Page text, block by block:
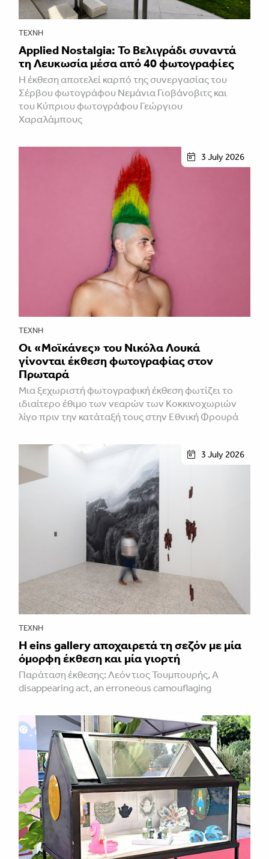
ΤΈΧΝΗ
Applied Nostalgia: Το Βελιγράδι συναντά
τη Λευκωσία μέσα από 40 φωτογραφίες
Η έκθεση αποτελεί καρπό της συνεργασίας του
Σέρβου φωτογράφου Νεμάνια Γιοβάνοβιτς και
του Κύπριου φωτογράφου Γεώργιου
Χαραλάμπους
3 July 2026
ΤΈΧΝΗ
Οι «Μοϊκάνες» του Νικόλα Λουκά
γίνονται έκθεση φωτογραφίας στον
Πρωταρά
Μια ξεχωριστή φωτογραφική έκθεση φωτίζει το
ιδιαίτερο έθιμο των νεαρών των Κοκκινοχωριών
λίγο πριν την κατάταξή τους στην Εθνική Φρουρά
3 July 2026
ΤΈΧΝΗ
H eins gallery αποχαιρετά τη σεζόν με μία
όμορφη έκθεση και μία γιορτή
Παράταση έκθεσης: Λεόντιος Τουμπουρής, A
disappearing act, an erroneous camouflaging